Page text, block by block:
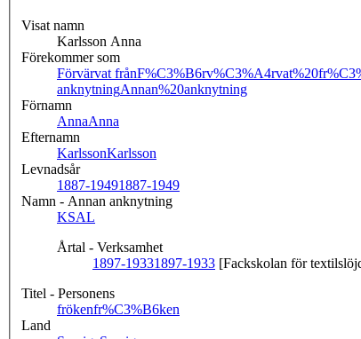
Visat namn
Karlsson Anna
Förekommer som
Förvärvat från
anknytningAnnan%20anknytning
Förnamn
AnnaAnna
Efternamn
KarlssonKarlsson
Levnadsår
1887-19491887-1949
Namn - Annan anknytning
KSAL
Årtal - Verksamhet
1897-19331897-1933 [Fackskolan för
Titel - Personens
frökenfr%C3%B6ken
Land